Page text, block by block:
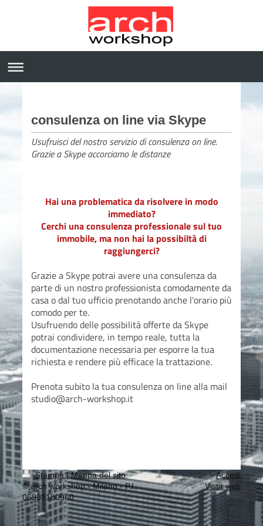
consulenza on line via Skype
Usufruisci del nostro servizio di consulenza on line.
Grazie a Skype accorciamo le distanze
Hai una problematica da risolvere in modo
immediato?
Cerchi una consulenza professionale sul tuo
immobile, ma non hai la possibiltà di
raggiungerci?
Grazie a Skype potrai avere una consulenza da
parte di un nostro professionista comodamente da
casa o dal tuo ufficio prenotando anche l'orario più
comodo per te.
Usufruendo delle possibilità offerte da Skype
potrai condividere, in tempo reale, tutta la
documentazione necessaria per esporre la tua
richiesta e rendere più efficace la trattazione.
Prenota subito la tua consulenza on line alla mail
studio@arch-workshop.it
Stampa| Mappa del sito
© arch workshop - Milano - P.I.
06989180960
Accedi
Vista web